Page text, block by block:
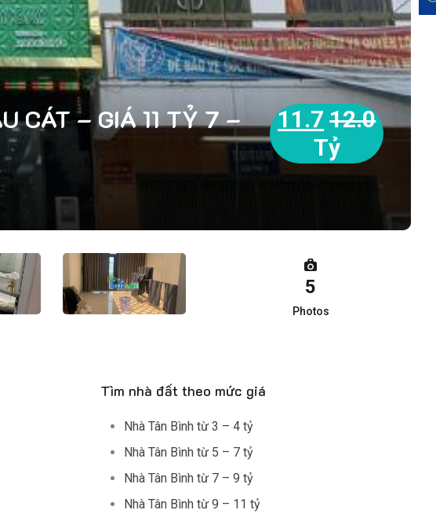
CÁT – GIÁ 11 TỶ 7 –
11.7 12.0
Tỷ
5
Photos
Tìm nhà đất theo mức giá
Nhà Tân Bình từ 3 – 4 tỷ
Nhà Tân Bình từ 5 – 7 tỷ
Nhà Tân Bình từ 7 – 9 tỷ
Nhà Tân Bình từ 9 – 11 tỷ